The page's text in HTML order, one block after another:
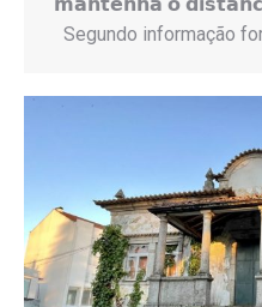
Segundo informação